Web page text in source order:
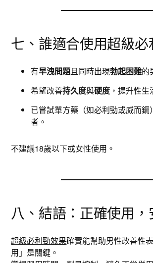
七、誰適合使用超級必
有早洩問題且同時出現勃起困難的
希望改善持久度與硬度 ，提升性生
已嘗試單方藥（如必利勁或威而鋼
者。
不建議18歲以下或女性使用。
八、結語：正確使用
超級必利勁效果確實能幫助男性改善性
用」是關鍵。